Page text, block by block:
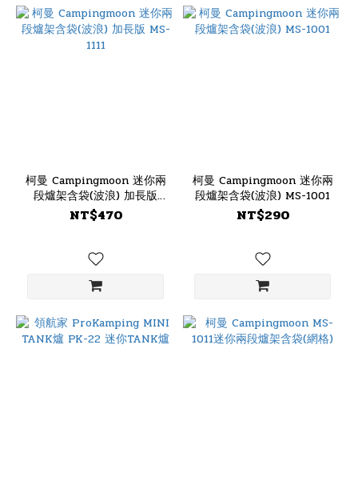
柯曼 Campingmoon 迷你兩
段爐架含袋(波浪) 加長版
MS-1111
NT$470
柯曼 Campingmoon 迷你兩
段爐架含袋(波浪) MS-1001
NT$290